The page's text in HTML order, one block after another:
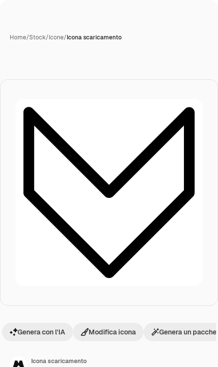
Home/Stock/Icone/Icona scaricamento
Genera con l'IA Modifica icona Genera un
Icona scaricamento